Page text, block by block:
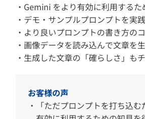
Gemini をより有効に利用するた
デモ・サンプルプロンプトを実践
より良いプロンプトの書き方の
画像データを読み込んで文章を
生成した文章の「確らしさ」も
お客様の声
「ただプロンプトを打ち込む